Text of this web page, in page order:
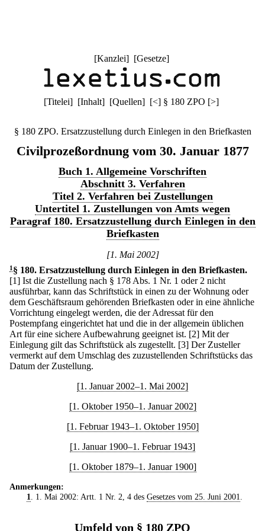
[Kanzlei] [Gesetze]
[Titelei] [Inhalt] [Quellen] [<] § 180 ZPO [>]
§ 180 ZPO. Ersatzzustellung durch Einlegen in den Briefkasten
Civilprozeßordnung vom 30. Januar 1877
Buch 1. Allgemeine Vorschriften
Abschnitt 3. Verfahren
Titel 2. Verfahren bei Zustellungen
Untertitel 1. Zustellungen von Amts wegen
Paragraf 180. Ersatzzustellung durch Einlegen in den
Briefkasten
[1. Mai 2002]
1 § 180. Ersatzzustellung durch Einlegen in den Briefkasten.
[1] Ist die Zustellung nach § 178 Abs. 1 Nr. 1 oder 2 nicht
ausführbar, kann das Schriftstück in einen zu der Wohnung oder
dem Geschäftsraum gehörenden Briefkasten oder in eine ähnliche
Vorrichtung eingelegt werden, die der Adressat für den
Postempfang eingerichtet hat und die in der allgemein üblichen
Art für eine sichere Aufbewahrung geeignet ist. [2] Mit der
Einlegung gilt das Schriftstück als zugestellt. [3] Der Zusteller
vermerkt auf dem Umschlag des zuzustellenden Schriftstücks das
Datum der Zustellung.
[1. Januar 2002–1. Mai 2002]
[1. Oktober 1950–1. Januar 2002]
[1. Februar 1943–1. Oktober 1950]
[1. Januar 1900–1. Februar 1943]
[1. Oktober 1879–1. Januar 1900]
Anmerkungen:
1
. 1. Mai 2002: Artt. 1 Nr. 2, 4 des Gesetzes vom 25. Juni 2001
Umfeld von § 180 ZPO